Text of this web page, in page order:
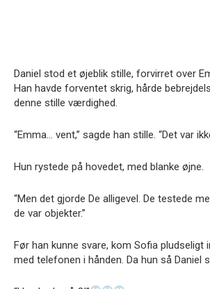
Daniel stod et øjeblik stille, forvirret over
Han havde forventet skrig, hårde
denne stille værdighed.
“Emma… vent,” sagde han stille. “Det var
Hun rystede på hovedet, med blanke øjne.
“Men det gjorde De alligevel. De testede
de var objekter.”
Før han kunne svare, kom Sofia pludseligt
med telefonen i hånden. Da hun så Daniel